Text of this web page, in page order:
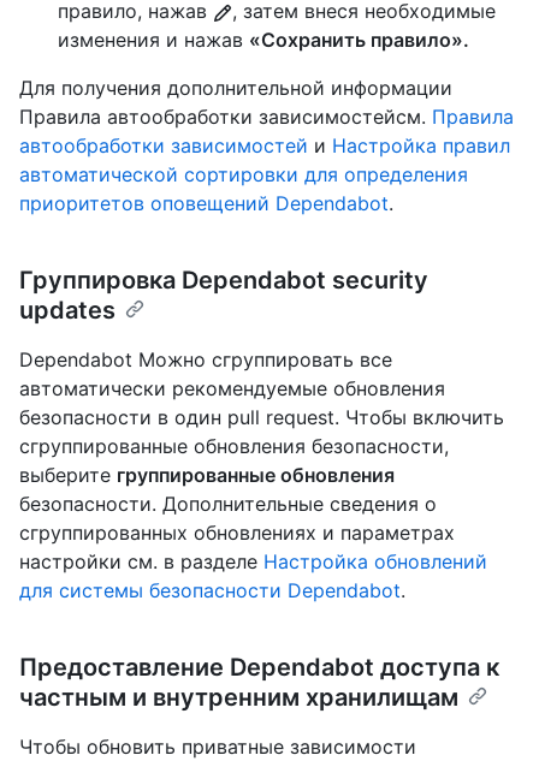
правило, нажав
, затем внеся необходимые
изменения и нажав «Сохранить правило».
Для получения дополнительной информации
Правила автообработки зависимостейсм. Правила
автообработки зависимостей и Настройка правил
автоматической сортировки для определения
приоритетов оповещений Dependabot.
Группировка Dependabot security
updates
Dependabot Можно сгруппировать все
автоматически рекомендуемые обновления
безопасности в один pull request. Чтобы включить
сгруппированные обновления безопасности,
выберите группированные обновления
безопасности. Дополнительные сведения о
сгруппированных обновлениях и параметрах
настройки см. в разделе Настройка обновлений
для системы безопасности Dependabot.
Предоставление Dependabot доступа к
частным и внутренним хранилищам
Чтобы обновить приватные зависимости